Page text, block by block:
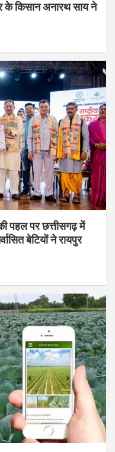
के किसान अनारथ साय ने
पहल पर छत्तीसगढ़ में
बेटियों ने रायपुर